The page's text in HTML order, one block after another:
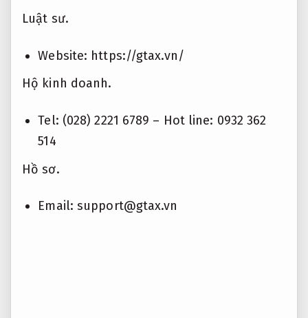
Luật sư.
Website: https://gtax.vn/
Hộ kinh doanh.
Tel: (028) 2221 6789 – Hot line: 0932 362
514
Hồ sơ.
Email:support@gtax.vn